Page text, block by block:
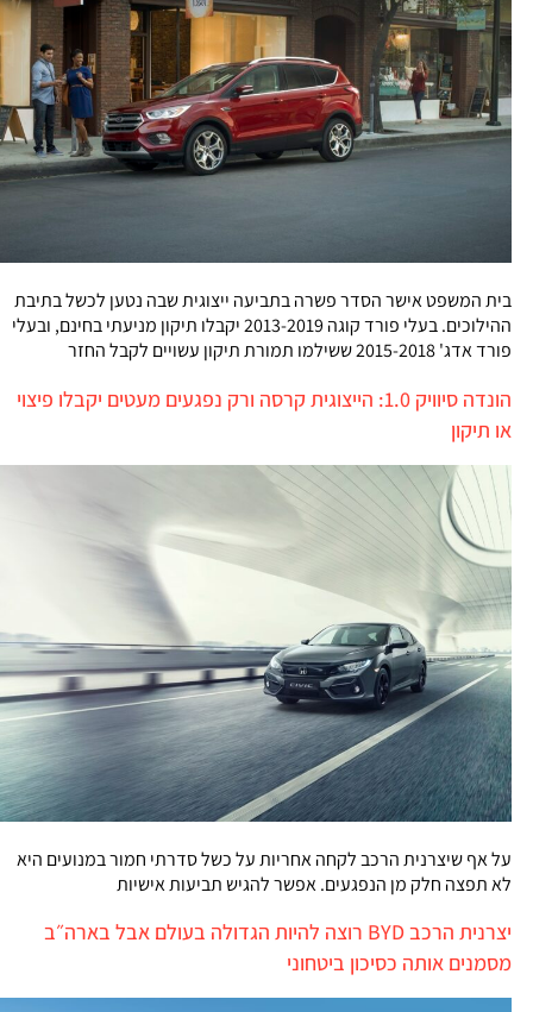
בית המשפט אישר הסדר פשרה בתביעה ייצוגית שבה נטען לכשל בתיבת
ההילוכים. בעלי פורד קוגה 2013-2019 יקבלו תיקון מניעתי בחינם, ובעלי
פורד אדג' 2015-2018 ששילמו תמורת תיקון עשויים לקבל החזר
הונדה סיוויק 1.0: הייצוגית קרסה ורק נפגעים מעטים יקבלו פיצוי
או תיקון
על אף שיצרנית הרכב לקחה אחריות על כשל סדרתי חמור במנועים היא
לא תפצה חלק מן הנפגעים. אפשר להגיש תביעות אישיות
יצרנית הרכב BYD רוצה להיות הגדולה בעולם אבל בארה״ב
מסמנים אותה כסיכון ביטחוני